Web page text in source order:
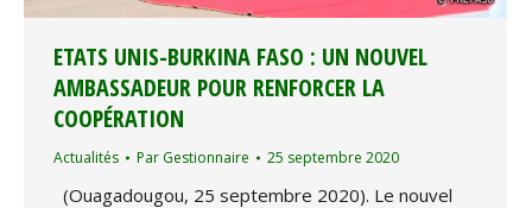
ETATS UNIS-BURKINA FASO : UN NOUVEL
AMBASSADEUR POUR RENFORCER LA
COOPÉRATION
Actualités Par Gestionnaire 25 septembre 2020
(Ouagadougou, 25 septembre 2020). Le nouvel